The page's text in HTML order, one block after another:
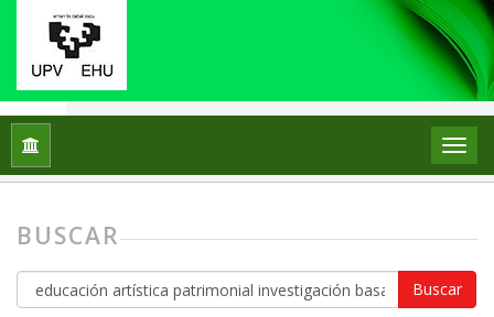
Inicio
BUSCAR
Buscar
artículos